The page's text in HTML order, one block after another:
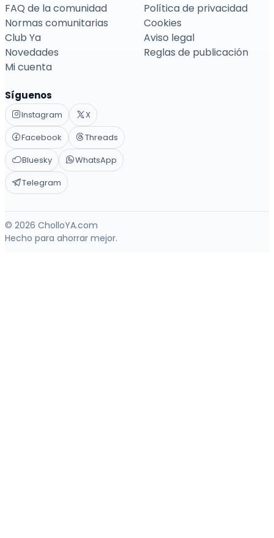
FAQ de la comunidad
Normas comunitarias
Club Ya
Novedades
Mi cuenta
Política de privacidad
Cookies
Aviso legal
Reglas de publicación
Síguenos
Instagram
X
Facebook
Threads
Bluesky
WhatsApp
Telegram
© 2026 CholloYA.com
Hecho para ahorrar mejor.